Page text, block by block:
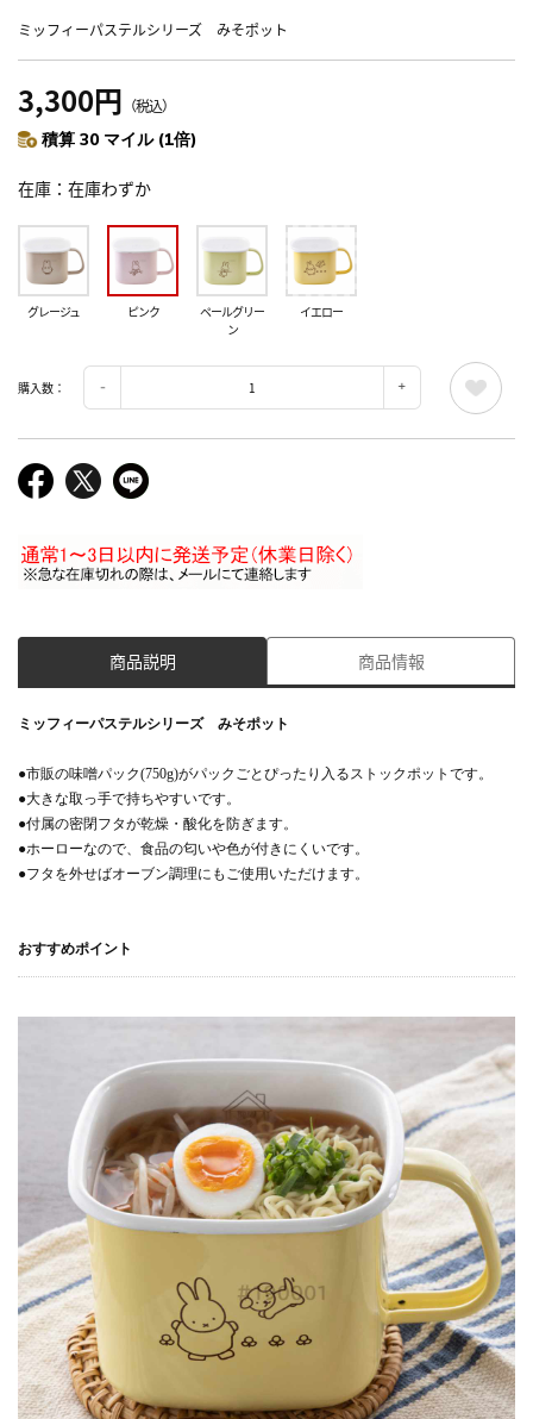
ミッフィーパステルシリーズ みそポット
3,300円 （税込）
積算 30 マイル (1倍)
在庫 在庫わずか
グレージュ ピンク
ペールグリー
ン
イエロー
購入数：
商品説明 商品情報
ミッフィーパステルシリーズ みそポット
●市販の味噌パック(750g)がパックごとぴったり入るストックポットです。
●大きな取っ手で持ちやすいです。
●付属の密閉フタが乾燥・酸化を防ぎます。
●ホーローなので、食品の匂いや色が付きにくいです。
●フタを外せばオーブン調理にもご使用いただけます。
おすすめポイント